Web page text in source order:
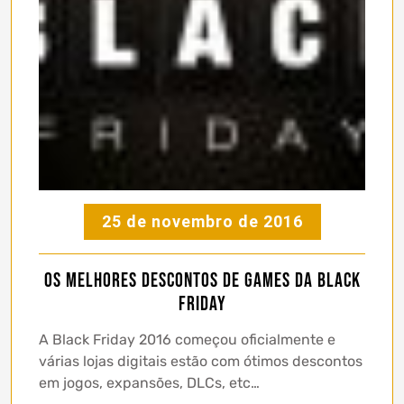
25 de novembro de 2016
Os melhores descontos de games da Black
Friday
A Black Friday 2016 começou oficialmente e
várias lojas digitais estão com ótimos descontos
em jogos, expansões, DLCs, etc…